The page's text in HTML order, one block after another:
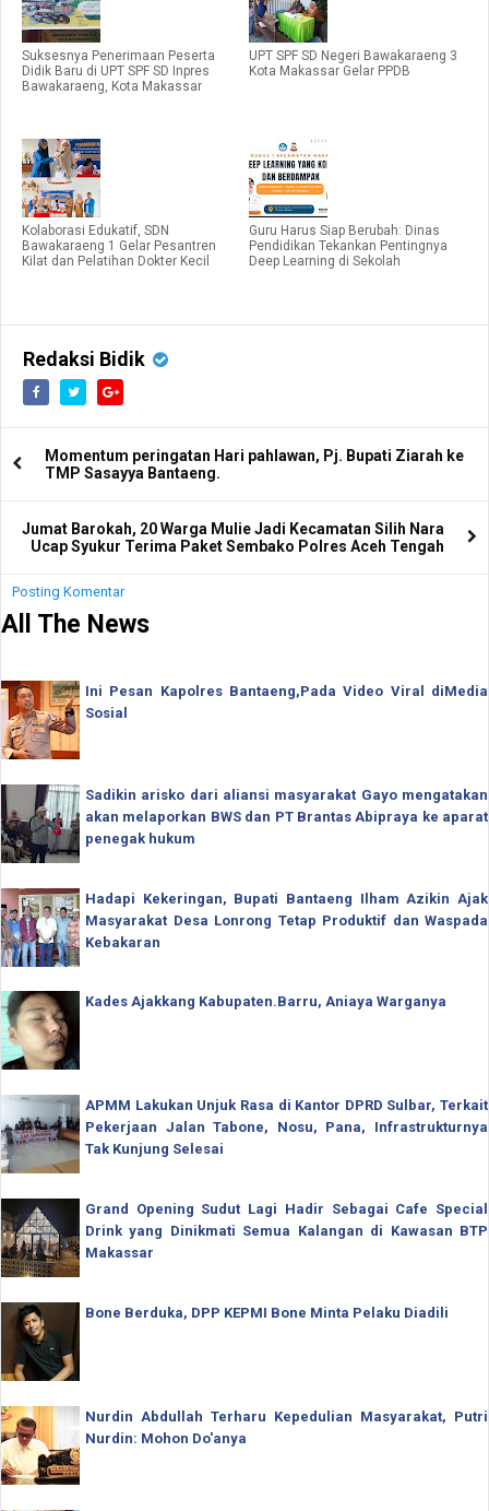
Suksesnya Penerimaan Peserta
Didik Baru di UPT SPF SD Inpres
Bawakaraeng, Kota Makassar
UPT SPF SD Negeri Bawakaraeng 3
Kota Makassar Gelar PPDB
Kolaborasi Edukatif, SDN
Bawakaraeng 1 Gelar Pesantren
Kilat dan Pelatihan Dokter Kecil
Guru Harus Siap Berubah: Dinas
Pendidikan Tekankan Pentingnya
Deep Learning di Sekolah
Redaksi Bidik
Momentum peringatan Hari pahlawan, Pj. Bupati Ziarah ke
TMP Sasayya Bantaeng.
Jumat Barokah, 20 Warga Mulie Jadi Kecamatan Silih Nara
Ucap Syukur Terima Paket Sembako Polres Aceh Tengah
Posting Komentar
All The News
Ini Pesan Kapolres Bantaeng,Pada Video Viral diMedia
Sosial
Sadikin arisko dari aliansi masyarakat Gayo mengatakan
akan melaporkan BWS dan PT Brantas Abipraya ke aparat
penegak hukum
Hadapi Kekeringan, Bupati Bantaeng Ilham Azikin Ajak
Masyarakat Desa Lonrong Tetap Produktif dan Waspada
Kebakaran
Kades Ajakkang Kabupaten.Barru, Aniaya Warganya
APMM Lakukan Unjuk Rasa di Kantor DPRD Sulbar, Terkait
Pekerjaan Jalan Tabone, Nosu, Pana, Infrastrukturnya
Tak Kunjung Selesai
Grand Opening Sudut Lagi Hadir Sebagai Cafe Special
Drink yang Dinikmati Semua Kalangan di Kawasan BTP
Makassar
Bone Berduka, DPP KEPMI Bone Minta Pelaku Diadili
Nurdin Abdullah Terharu Kepedulian Masyarakat, Putri
Nurdin: Mohon Do'anya